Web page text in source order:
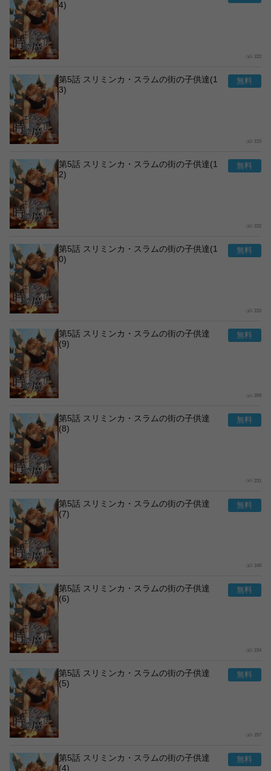
4)
222
第5話 スリミンカ・スラムの街の子供達(1
3)
215
第5話 スリミンカ・スラムの街の子供達(1
2)
222
第5話 スリミンカ・スラムの街の子供達(1
0)
222
第5話 スリミンカ・スラムの街の子供達
(9)
268
第5話 スリミンカ・スラムの街の子供達
(8)
231
第5話 スリミンカ・スラムの街の子供達
(7)
240
第5話 スリミンカ・スラムの街の子供達
(6)
234
第5話 スリミンカ・スラムの街の子供達
(5)
257
第5話 スリミンカ・スラムの街の子供達
(4)